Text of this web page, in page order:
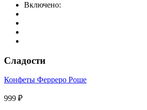
Включено:
Сладости
Конфеты Ферреро Роше
999 ₽